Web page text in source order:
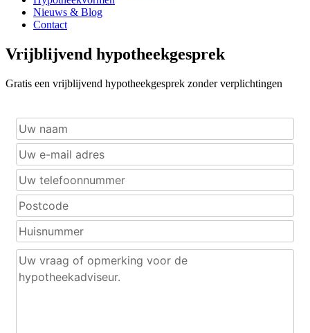
Nieuws & Blog
Contact
Vrijblijvend hypotheekgesprek
Gratis een vrijblijvend hypotheekgesprek zonder verplichtingen